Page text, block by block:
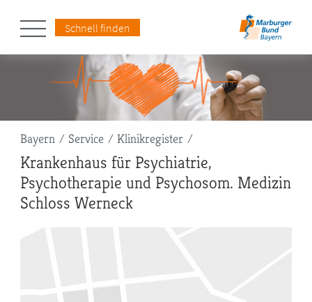
Schnell finden
Pfadnavigation
Bayern Service Klinikregister
Krankenhaus für Psychiatrie,
Psychotherapie und Psychosom. Medizin
Schloss Werneck